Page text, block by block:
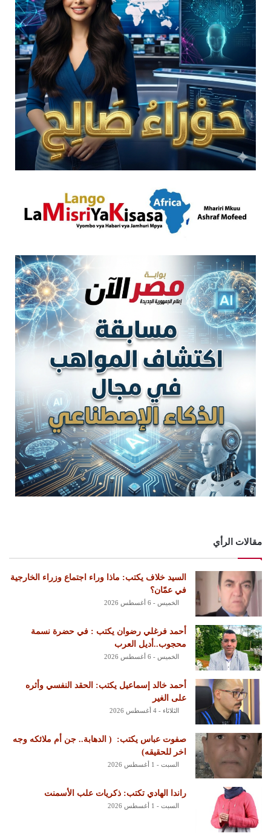
مقالات الرأي
السيد خلاف يكتب: ماذا وراء اجتماع وزراء الخارجية
في عمّان؟
الخميس - 6 أغسطس 2026
أحمد فرغلي رضوان يكتب : في حضرة نسمة
محجوب..أديل العرب
الخميس - 6 أغسطس 2026
أحمد خالد إسماعيل يكتب: الحقد النفسي وأثره
على الغير
الثلاثاء - 4 أغسطس 2026
‏صفوت عباس يكتب: ‏ ‏( الدهابة.. جن أم ملائكه وجه
اخر للحقيقه)
السبت - 1 أغسطس 2026
راندا الهادي تكتب: ذكريات علب الأسمنت
السبت - 1 أغسطس 2026